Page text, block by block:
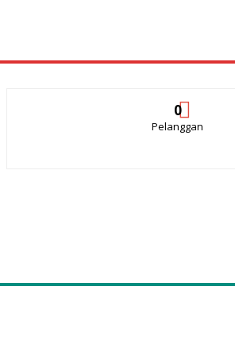
0
Pelanggan